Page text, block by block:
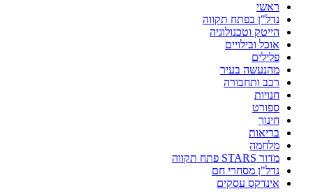
ראשי
נדל"ן בפתח תקווה
הייטק וטכנולוגיה
אוכל ובילויים
פלילים
מהנעשה בעיר
רכב ותחבורה
חנויות
ספורט
חינוך
בריאות
מלחמה
מדור STARS פתח תקווה
נדל"ן מסחרי חם
אינדקס עסקים